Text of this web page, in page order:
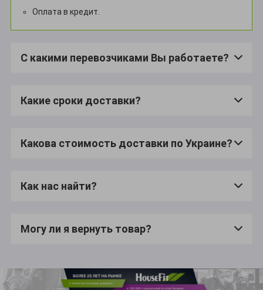
Оплата в кредит.
С какими перевозчиками Вы работаете?
Какие сроки доставки?
Какова стоимость доставки по Украине?
Как нас найти?
Могу ли я вернуть товар?